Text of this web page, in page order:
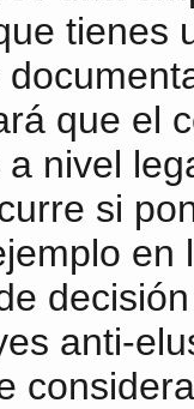
tienes
que el
nivel
si
anti-